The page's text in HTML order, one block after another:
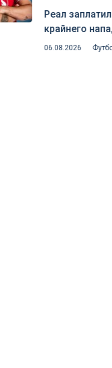
Реал
крайнего
Лейпциг —
06.08.2026